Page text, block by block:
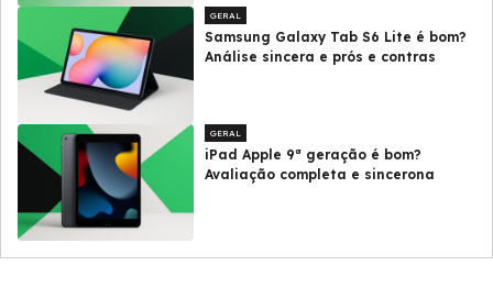
GERAL
Samsung Galaxy Tab S6 Lite é bom?
Análise sincera e prós e contras
GERAL
iPad Apple 9ª geração é bom?
Avaliação completa e sincerona